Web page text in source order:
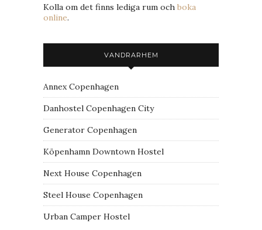
Kolla om det finns lediga rum och boka
online.
VANDRARHEM
Annex Copenhagen
Danhostel Copenhagen City
Generator Copenhagen
Köpenhamn Downtown Hostel
Next House Copenhagen
Steel House Copenhagen
Urban Camper Hostel